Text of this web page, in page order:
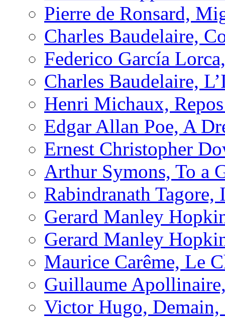
Pierre de Ronsard,
Charles Baudelaire,
Federico García
Charles Baudelaire,
Henri Michaux,
Edgar Allan Poe, A
Ernest Christopher
Arthur Symons, To a
Rabindranath
Gerard Manley
Gerard Manley
Maurice Carême, Le
Guillaume
Victor Hugo, Demain,